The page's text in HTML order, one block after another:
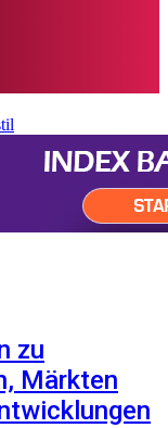
zu
Märkten